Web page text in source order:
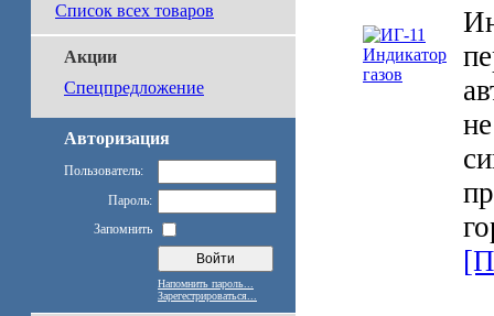
Список всех товаров
Акции
Спецпредложение
Авторизация
Пользователь:
Пароль:
Запомнить
Напомнить пароль...
Зарегестрироваться...